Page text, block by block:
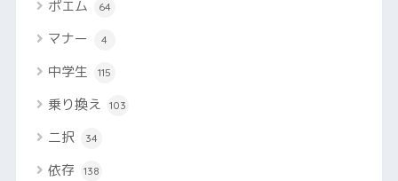
ポエム 64
マナー 4
中学生 115
乗り換え 103
二択 34
依存 138